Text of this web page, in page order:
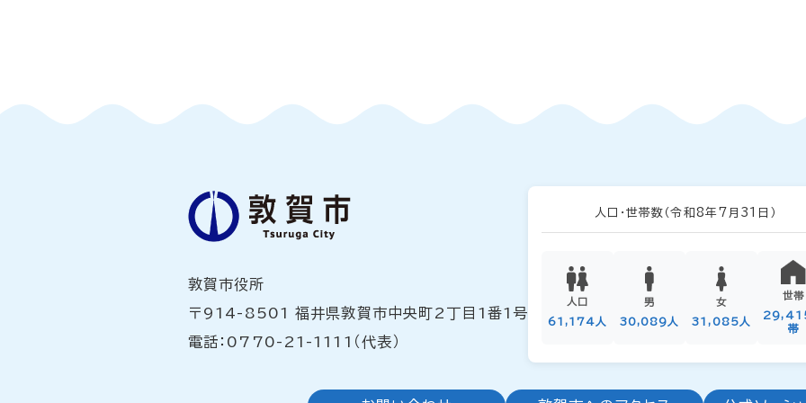
敦賀市役所
〒914-8501 福井県敦賀市中央町2丁目1番1号
電話：0770-21-1111（代表）
人口・世帯数 （令和8年7月31日）
人口
61,174人
男
30,089人
女
31,085人
世帯
帯